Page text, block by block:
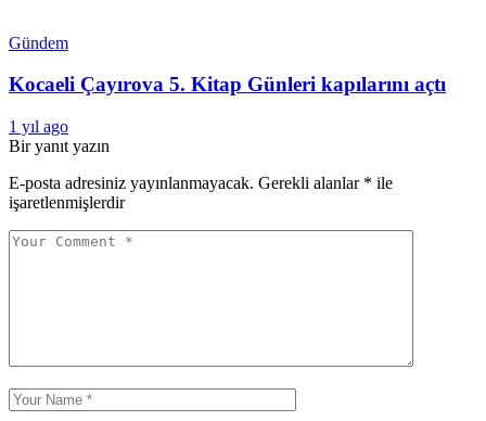
Gündem
Kocaeli Çayırova 5. Kitap Günleri kapılarını açtı
1 yıl ago
Bir yanıt yazın
E-posta adresiniz yayınlanmayacak. Gerekli alanlar * ile
işaretlenmişlerdir